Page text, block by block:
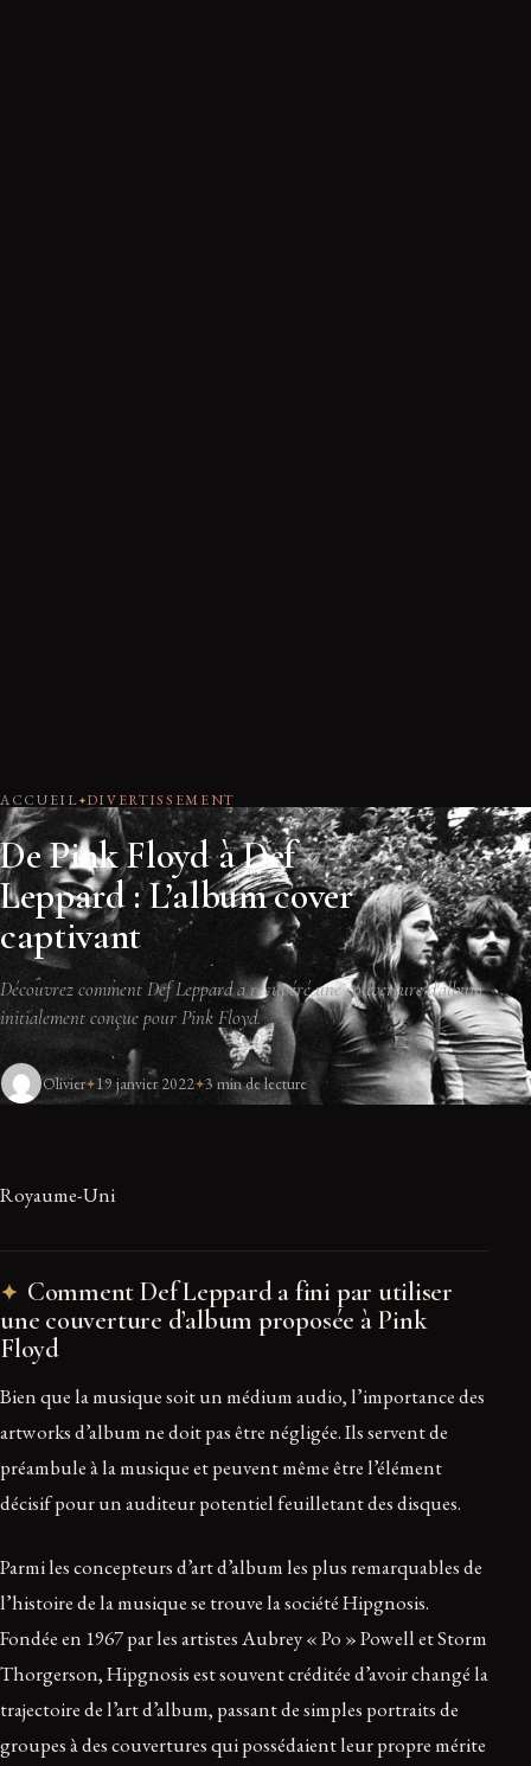
ACCUEIL DIVERTISSEMENT
De Pink Floyd à Def
Leppard : L’album cover
captivant
Découvrez comment Def Leppard a récupéré une couverture d'album
initialement conçue pour Pink Floyd.
Olivier 19 janvier 2022 3 min de lecture
Royaume-Uni
Comment Def Leppard a fini par utiliser
une couverture d’album proposée à Pink
Floyd
Bien que la musique soit un médium audio, l’importance des
artworks d’album ne doit pas être négligée. Ils servent de
préambule à la musique et peuvent même être l’élément
décisif pour un auditeur potentiel feuilletant des disques.
Parmi les concepteurs d’art d’album les plus remarquables de
l’histoire de la musique se trouve la société Hipgnosis.
Fondée en 1967 par les artistes Aubrey « Po » Powell et Storm
Thorgerson, Hipgnosis est souvent créditée d’avoir changé la
trajectoire de l’art d’album, passant de simples portraits de
groupes à des couvertures qui possédaient leur propre mérite